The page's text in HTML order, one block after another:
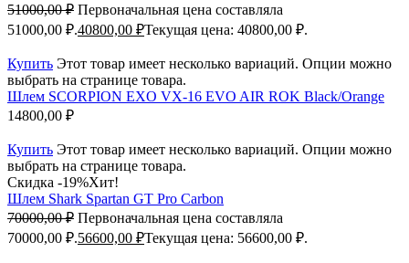
51000,00₽ Первоначальная цена составляла
51000,00 ₽.40800,00 ₽Текущая цена: 40800,00 ₽.
Купить Этот товар имеет несколько вариаций. Опции можно
выбрать на странице товара.
Шлем SCORPION EXO VX-16 EVO AIR ROK Black/Orange
14800,00 ₽
Купить Этот товар имеет несколько вариаций. Опции можно
выбрать на странице товара.
Скидка -19%Хит!
Шлем Shark Spartan GT Pro Carbon
70000,00₽ Первоначальная цена составляла
70000,00 ₽.56600,00 ₽Текущая цена: 56600,00 ₽.